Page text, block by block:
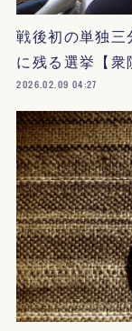
戦後初の単独三
に残る選挙【衆
2026.02.09 04:27